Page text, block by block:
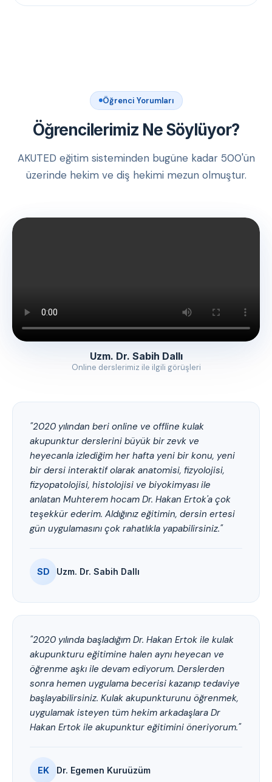
Öğrenci Yorumları
Öğrencilerimiz Ne Söylüyor?
AKUTED eğitim sisteminden bugüne kadar 500'ün
üzerinde hekim ve diş hekimi mezun olmuştur.
Uzm. Dr. Sabih Dallı
Online derslerimiz ile ilgili görüşleri
"2020 yılından beri online ve offline kulak
akupunktur derslerini büyük bir zevk ve
heyecanla izlediğim her hafta yeni bir konu, yeni
bir dersi interaktif olarak anatomisi, fizyolojisi,
fizyopatolojisi, histolojisi ve biyokimyası ile
anlatan Muhterem hocam Dr. Hakan Ertok'a çok
teşekkür ederim. Aldığınız eğitimin, dersin ertesi
gün uygulamasını çok rahatlıkla yapabilirsiniz."
SD Uzm. Dr. Sabih Dallı
"2020 yılında başladığım Dr. Hakan Ertok ile kulak
akupunkturu eğitimine halen aynı heyecan ve
öğrenme aşkı ile devam ediyorum. Derslerden
sonra hemen uygulama becerisi kazanıp tedaviye
başlayabilirsiniz. Kulak akupunkturunu öğrenmek,
uygulamak isteyen tüm hekim arkadaşlara Dr
Hakan Ertok ile akupunktur eğitimini öneriyorum."
EK Dr. Egemen Kuruüzüm